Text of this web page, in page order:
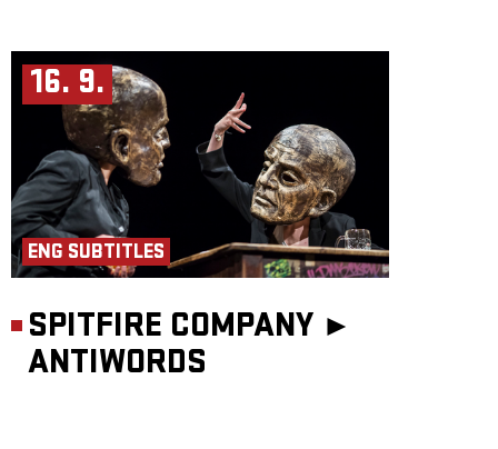
16. 9.
ENG SUBTITLES
SPITFIRE COMPANY ►
ANTIWORDS